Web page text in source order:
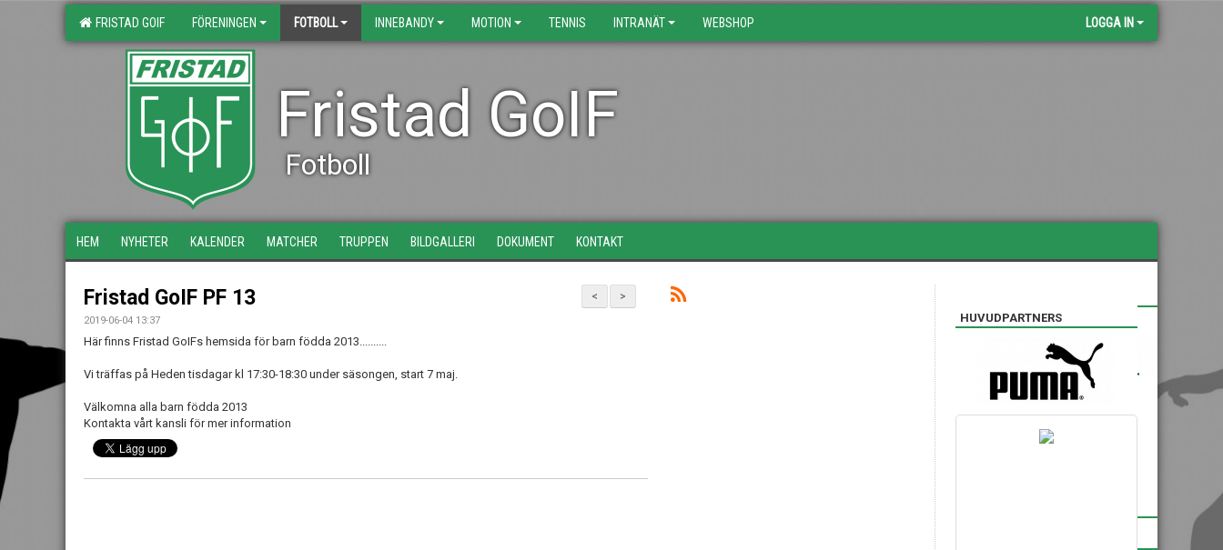
FRISTAD GOIF FÖRENINGEN FOTBOLL INNEBANDY MOTION TENNIS INTRANÄT WEBSHOP LOGGA IN
Fristad GoIF
Fotboll
HEM NYHETER KALENDER MATCHER TRUPPEN BILDGALLERI DOKUMENT KONTAKT
>
<
Fristad GoIF PF 13
2019-06-04 13:37
Här finns Fristad GoIFs hemsida för barn födda 2013..........
Vi träffas på Heden tisdagar kl 17:30-18:30 under säsongen, start 7 maj.
Välkomna alla barn födda 2013
Kontakta vårt kansli för mer information
HUVUDPARTNERS
SILVERPARTNERS
BRONSPARTNERS
INSTAGRAM